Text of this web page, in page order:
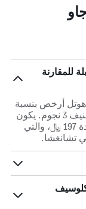
للمقارنة
أرخص بنسبة
6% عن الوسطي في تشانغشا لفنادق ذات تصنيف 3 نجوم. يكون
سعر الليلة في لي جاو إكسكلوسيف هوتل عادة 197 ﷼، والتي
تشانغشا.